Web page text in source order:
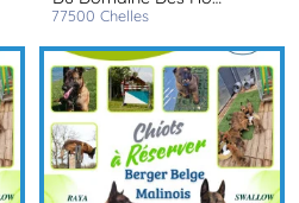
77500 chelles